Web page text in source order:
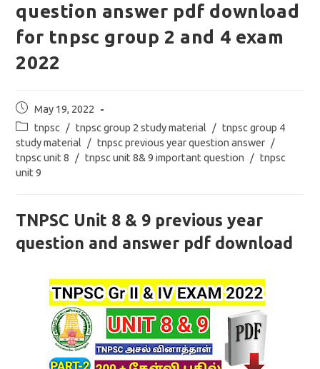
question answer pdf download
for tnpsc group 2 and 4 exam
2022
Post
published:
May 19, 2022
Post
category:
tnpsc / tnpsc group 2 study material / tnpsc group 4
study material / tnpsc previous year question answer /
tnpsc unit 8 / tnpsc unit 8& 9 important question / tnpsc
unit 9
TNPSC Unit 8 & 9 previous year
question and answer pdf download